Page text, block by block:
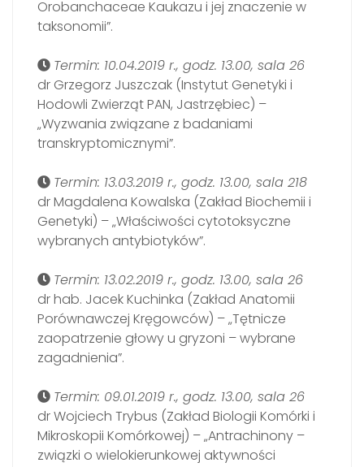
Orobanchaceae Kaukazu i jej znaczenie w
taksonomii”.
Termin: 10.04.2019 r., godz. 13.00, sala 26
dr Grzegorz Juszczak (Instytut Genetyki i
Hodowli Zwierząt PAN, Jastrzębiec) –
„Wyzwania związane z badaniami
transkryptomicznymi”.
Termin: 13.03.2019 r., godz. 13.00, sala 218
dr Magdalena Kowalska (Zakład Biochemii i
Genetyki) – „Właściwości cytotoksyczne
wybranych antybiotyków”.
Termin: 13.02.2019 r., godz. 13.00, sala 26
dr hab. Jacek Kuchinka (Zakład Anatomii
Porównawczej Kręgowców) – „Tętnicze
zaopatrzenie głowy u gryzoni – wybrane
zagadnienia”.
Termin: 09.01.2019 r., godz. 13.00, sala 26
dr Wojciech Trybus (Zakład Biologii Komórki i
Mikroskopii Komórkowej) – „Antrachinony –
związki o wielokierunkowej aktywności